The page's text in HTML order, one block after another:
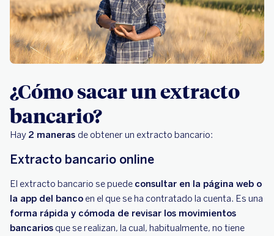
¿Cómo sacar un extracto
bancario?
Hay 2 maneras de obtener un extracto bancario:
Extracto bancario online
El extracto bancario se puede consultar en la página web o
la app del banco en el que se ha contratado la cuenta. Es una
forma rápida y cómoda de revisar los movimientos
bancarios que se realizan, la cual, habitualmente, no tiene